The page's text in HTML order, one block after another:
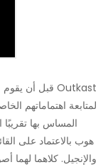
لمتابعة اهتماماتهم
المساس بها
هوب بالاعتماد على
والإنجيل. كلاهما لهما